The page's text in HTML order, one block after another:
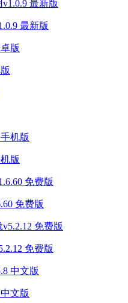
最新版
版
免费版
免费版
文版